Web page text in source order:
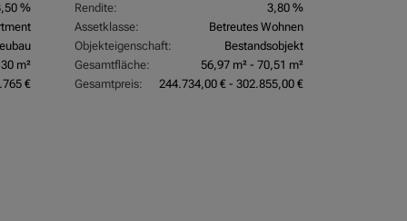
%
m²
€
Rendite:
3,80 %
Assetklasse:
Betreutes Wohnen
Objekteigenschaft:
Bestandsobjekt
Gesamtfläche:
56,97 m² - 70,51 m²
Gesamtpreis:
244.734,00 € - 302.855,00 €